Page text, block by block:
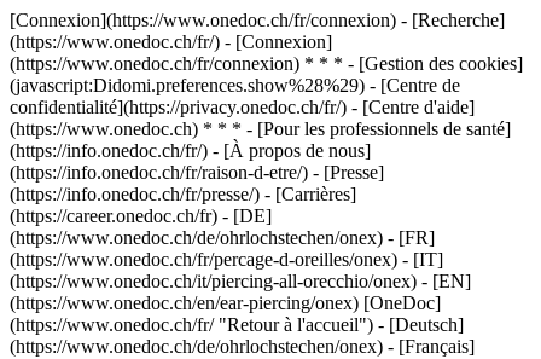
[Connexion](https://www.onedoc.ch/fr/connexion) - [Recherche]
(https://www.onedoc.ch/fr/) - [Connexion]
(https://www.onedoc.ch/fr/connexion) * * * - [Gestion des cookies]
(javascript:Didomi.preferences.show%28%29) - [Centre de
confidentialité](https://privacy.onedoc.ch/fr/) - [Centre d'aide]
(https://www.onedoc.ch) * * * - [Pour les professionnels de santé]
(https://info.onedoc.ch/fr/) - [À propos de nous]
(https://info.onedoc.ch/fr/raison-d-etre/) - [Presse]
(https://info.onedoc.ch/fr/presse/) - [Carrières]
(https://career.onedoc.ch/fr) - [DE]
(https://www.onedoc.ch/de/ohrlochstechen/onex) - [FR]
(https://www.onedoc.ch/fr/percage-d-oreilles/onex) - [IT]
(https://www.onedoc.ch/it/piercing-all-orecchio/onex) - [EN]
(https://www.onedoc.ch/en/ear-piercing/onex) [OneDoc]
(https://www.onedoc.ch/fr/ "Retour à l'accueil") - [Deutsch]
(https://www.onedoc.ch/de/ohrlochstechen/onex) - [Français]